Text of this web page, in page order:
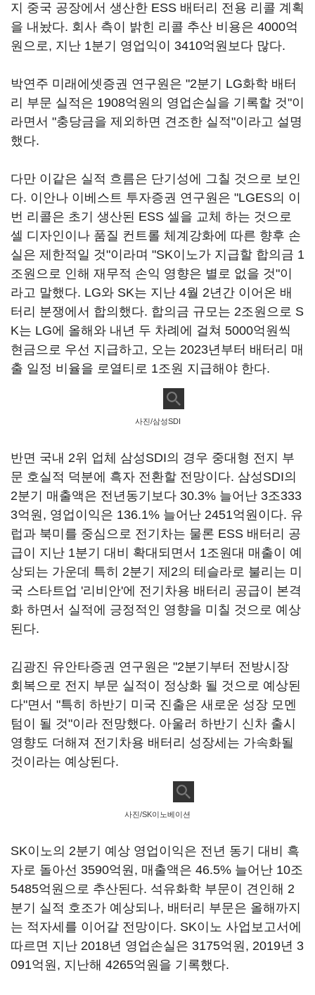
지 중국 공장에서 생산한 ESS 배터리 전용 리콜 계획
을 내놨다. 회사 측이 밝힌 리콜 추산 비용은 4000억
원으로, 지난 1분기 영업익이 3410억원보다 많다.
박연주 미래에셋증권 연구원은 "2분기 LG화학 배터
리 부문 실적은 1908억원의 영업손실을 기록할 것"이
라면서 "충당금을 제외하면 견조한 실적"이라고 설명
했다.
다만 이같은 실적 흐름은 단기성에 그칠 것으로 보인
다. 이안나 이베스트 투자증권 연구원은 "LGES의 이
번 리콜은 초기 생산된 ESS 셀을 교체 하는 것으로
셀 디자인이나 품질 컨트롤 체계강화에 따른 향후 손
실은 제한적일 것"이라며 "SK이노가 지급할 합의금 1
조원으로 인해 재무적 손익 영향은 별로 없을 것"이
라고 말했다. LG와 SK는 지난 4월 2년간 이어온 배
터리 분쟁에서 합의했다. 합의금 규모는 2조원으로 S
K는 LG에 올해와 내년 두 차례에 걸쳐 5000억원씩
현금으로 우선 지급하고, 오는 2023년부터 배터리 매
출 일정 비율을 로열티로 1조원 지급해야 한다.
사진/삼성SDI
반면 국내 2위 업체 삼성SDI의 경우 중대형 전지 부
문 호실적 덕분에 흑자 전환할 전망이다. 삼성SDI의
2분기 매출액은 전년동기보다 30.3% 늘어난 3조333
3억원, 영업이익은 136.1% 늘어난 2451억원이다. 유
럽과 북미를 중심으로 전기차는 물론 ESS 배터리 공
급이 지난 1분기 대비 확대되면서 1조원대 매출이 예
상되는 가운데 특히 2분기 제2의 테슬라로 불리는 미
국 스타트업 '리비안'에 전기차용 배터리 공급이 본격
화 하면서 실적에 긍정적인 영향을 미칠 것으로 예상
된다.
김광진 유안타증권 연구원은 "2분기부터 전방시장
회복으로 전지 부문 실적이 정상화 될 것으로 예상된
다"면서 "특히 하반기 미국 진출은 새로운 성장 모멘
텀이 될 것"이라 전망했다. 아울러 하반기 신차 출시
영향도 더해져 전기차용 배터리 성장세는 가속화될
것이라는 예상된다.
사진/SK이노베이션
SK이노의 2분기 예상 영업이익은 전년 동기 대비 흑
자로 돌아선 3590억원, 매출액은 46.5% 늘어난 10조
5485억원으로 추산된다. 석유화학 부문이 견인해 2
분기 실적 호조가 예상되나, 배터리 부문은 올해까지
는 적자세를 이어갈 전망이다. SK이노 사업보고서에
따르면 지난 2018년 영업손실은 3175억원, 2019년 3
091억원, 지난해 4265억원을 기록했다.